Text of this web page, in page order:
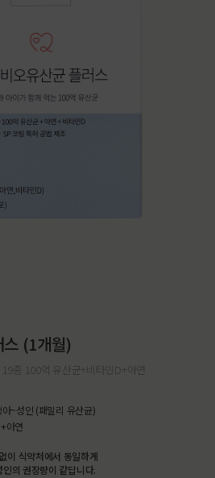
스 (1개월)
종 100억 유산균+비타민D+아연
~성인 (패밀리 유산균)
아연
이 식약처에서 동일하게
의 권장량이 같답니다.